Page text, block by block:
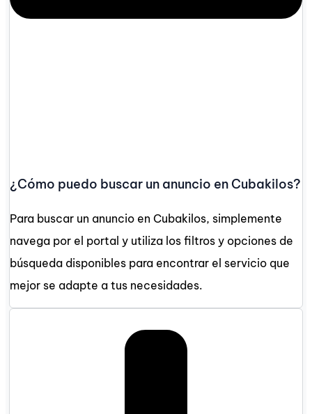
¿Cómo puedo buscar un anuncio en Cubakilos?
Para buscar un anuncio en Cubakilos, simplemente
navega por el portal y utiliza los filtros y opciones de
búsqueda disponibles para encontrar el servicio que
mejor se adapte a tus necesidades.